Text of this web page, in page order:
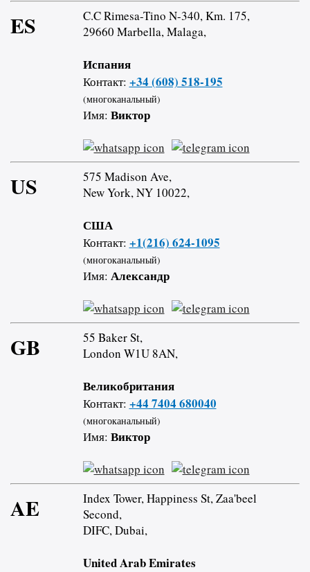
ES
C.C Rimesa-Tino N-340, Km. 175,
29660 Marbella, Malaga,
Испания
Контакт: +34 (608) 518-195
(многоканальный)
Имя: Виктор
US
575 Madison Ave,
New York, NY 10022,
США
Контакт: +1(216) 624-1095
(многоканальный)
Имя: Александр
GB
55 Baker St,
London W1U 8AN,
Великобритания
Контакт: +44 7404 680040
(многоканальный)
Имя: Виктор
AE
Index Tower, Happiness St, Zaa'beel
Second,
DIFC, Dubai,
United Arab Emirates